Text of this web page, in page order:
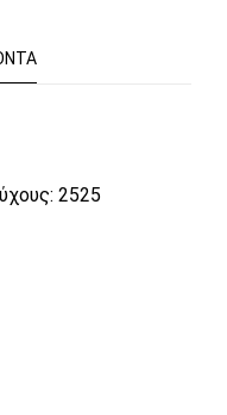
για πώληση
2525